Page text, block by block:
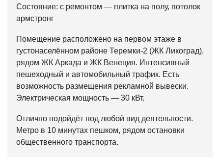
Состояние: с ремонтом — плитка на полу, потолок
армстронг
Помещение расположено на первом этаже в
густонаселённом районе Теремки-2 (ЖК Ликоград),
рядом ЖК Аркада и ЖК Венеция. Интенсивный
пешеходный и автомобильный трафик. Есть
возможность размещения рекламной вывески.
Электрическая мощность — 30 кВт.
Отлично подойдёт под любой вид деятельности.
Метро в 10 минутах пешком, рядом остановки
общественного транспорта.